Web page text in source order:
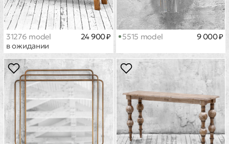
31276 model
в ожидании
24 900 ₽ 5515 model 9 000 ₽